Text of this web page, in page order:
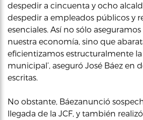
despedir a cincuenta y ocho
despedir a empleados públicos y
esenciales. Así no sólo
nuestra economía, sino que
eficientizamos estructuralmente
municipal’, aseguró José Báez en
escritas.
No obstante, Báezanunció
llegada de la JCF, y también